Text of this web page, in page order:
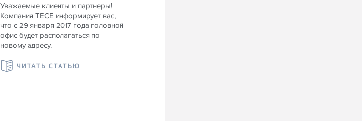
Уважаемые клиенты и партнеры!
Компания TECE информирует вас,
что с 29 января 2017 года головной
офис будет располагаться по
новому адресу.
ЧИТАТЬ СТАТЬЮ